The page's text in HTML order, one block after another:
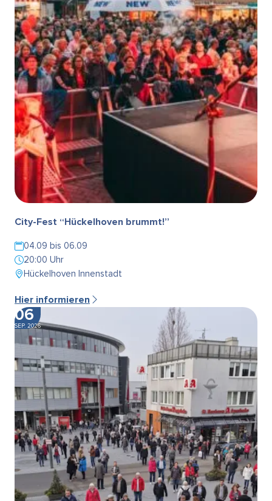
City-Fest “Hückelhoven brummt!”
04.09 bis 06.09
20:00 Uhr
Hückelhoven Innenstadt
Hier informieren
06
SEP. 2026